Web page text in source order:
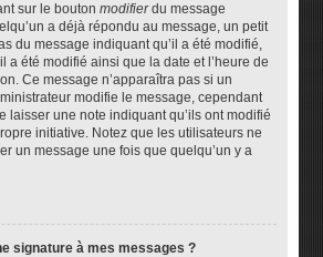
sur le boutonmodifierdu message
a déjà répondu au message, un petit
du message indiquant qu’il a été modifié,
a été modifié ainsi que la date et l’heure de
Ce message n’apparaîtra pas si un
modifie le message, cependant
laisser une note indiquant qu’ils ont modifié
initiative. Notez que les utilisateurs ne
un message une fois que quelqu’un y a
signature à mes messages ?